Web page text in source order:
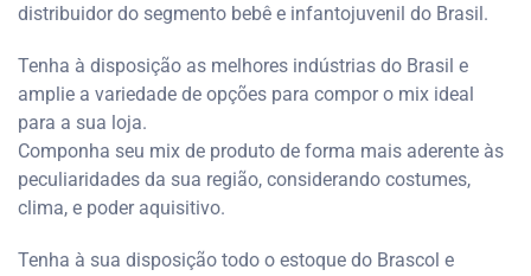
distribuidor do segmento bebê e infantojuvenil do Brasil.
Tenha à disposição as melhores indústrias do Brasil e
amplie a variedade de opções para compor o mix ideal
para a sua loja.
Componha seu mix de produto de forma mais aderente às
peculiaridades da sua região, considerando costumes,
clima, e poder aquisitivo.
Tenha à sua disposição todo o estoque do Brascol e